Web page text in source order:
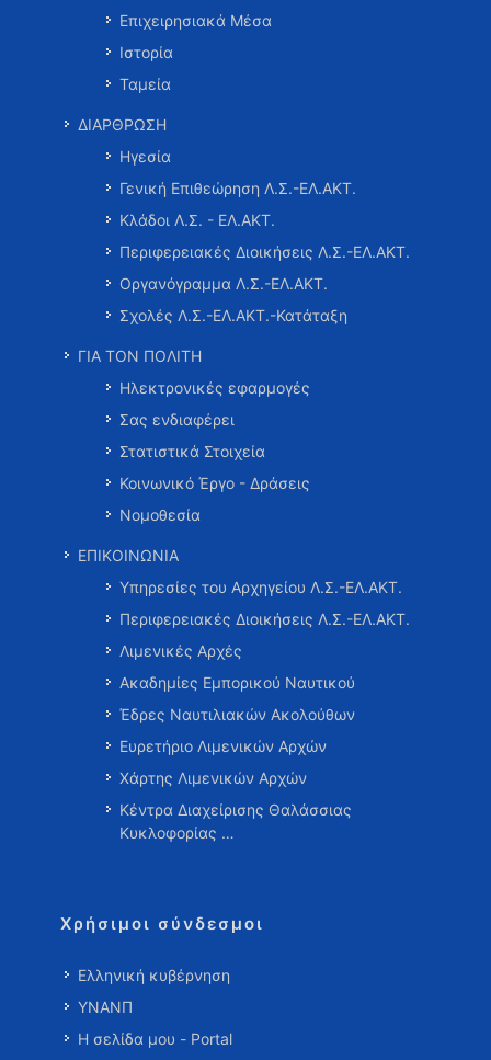
Επιχειρησιακά Μέσα
Ιστορία
Ταμεία
ΔΙΑΡΘΡΩΣΗ
Ηγεσία
Γενική Επιθεώρηση Λ.Σ.-ΕΛ.ΑΚΤ.
Κλάδοι Λ.Σ. - ΕΛ.ΑΚΤ.
Περιφερειακές Διοικήσεις Λ.Σ.-ΕΛ.ΑΚΤ.
Οργανόγραμμα Λ.Σ.-ΕΛ.ΑΚΤ.
Σχολές Λ.Σ.-ΕΛ.ΑΚΤ.-Κατάταξη
ΓΙΑ ΤΟΝ ΠΟΛΙΤΗ
Ηλεκτρονικές εφαρμογές
Σας ενδιαφέρει
Στατιστικά Στοιχεία
Κοινωνικό Έργο - Δράσεις
Νομοθεσία
ΕΠΙΚΟΙΝΩΝΙΑ
Υπηρεσίες του Αρχηγείου Λ.Σ.-ΕΛ.ΑΚΤ.
Περιφερειακές Διοικήσεις Λ.Σ.-ΕΛ.ΑΚΤ.
Λιμενικές Αρχές
Ακαδημίες Εμπορικού Ναυτικού
Έδρες Ναυτιλιακών Ακολούθων
Ευρετήριο Λιμενικών Αρχών
Χάρτης Λιμενικών Αρχών
Κέντρα Διαχείρισης Θαλάσσιας
Κυκλοφορίας …
Χρήσιμοι σύνδεσμοι
Ελληνική κυβέρνηση
ΥΝΑΝΠ
Η σελίδα μου - Portal